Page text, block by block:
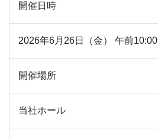
開催日時
2026年6月26日（金） 午前10:00
開催場所
当社ホール